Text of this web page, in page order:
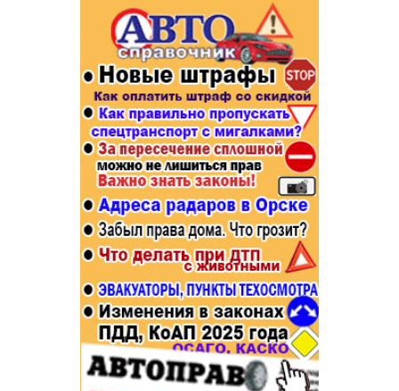
Афиша
Строительство и ремонт
Авто и мото
Рестораны, кафе, бары
Спорт Фитнес
Недвижимость
Красота Косметология
Телекоммуникации и связь
Торговля
Бизнес и финансы
Юристы, Экспертиза, Страхование
Ремонт
Социальные организации
Это интересно
Администрация
Популярное →
Строительство и ремонт